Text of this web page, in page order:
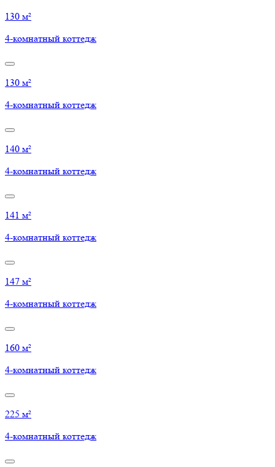
130 м²
4-комнатный коттедж
130 м²
4-комнатный коттедж
140 м²
4-комнатный коттедж
141 м²
4-комнатный коттедж
147 м²
4-комнатный коттедж
160 м²
4-комнатный коттедж
225 м²
4-комнатный коттедж